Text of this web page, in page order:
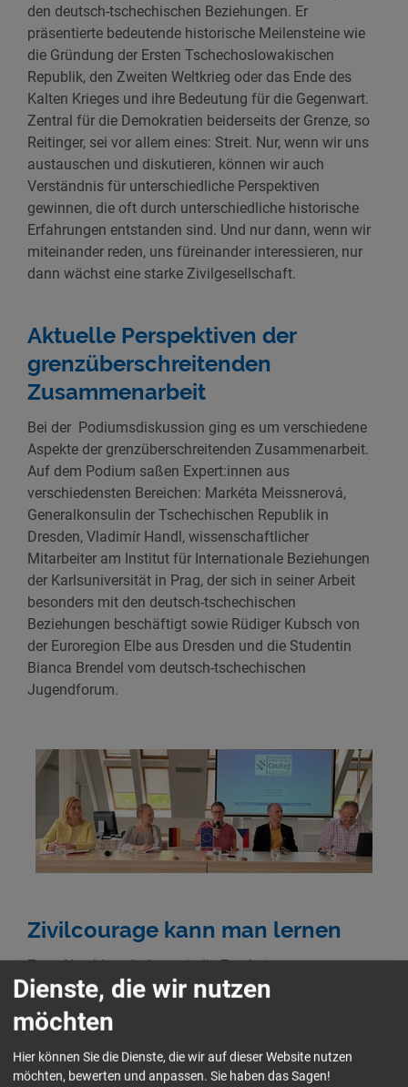
den deutsch-tschechischen Beziehungen. Er
präsentierte bedeutende historische Meilensteine wie
die Gründung der Ersten Tschechoslowakischen
Republik, den Zweiten Weltkrieg oder das Ende des
Kalten Krieges und ihre Bedeutung für die Gegenwart.
Zentral für die Demokratien beiderseits der Grenze, so
Reitinger, sei vor allem eines: Streit. Nur, wenn wir uns
austauschen und diskutieren, können wir auch
Verständnis für unterschiedliche Perspektiven
gewinnen, die oft durch unterschiedliche historische
Erfahrungen entstanden sind. Und nur dann, wenn wir
miteinander reden, uns füreinander interessieren, nur
dann wächst eine starke Zivilgesellschaft.
Aktuelle Perspektiven der
grenzüberschreitenden
Zusammenarbeit
Bei der Podiumsdiskussion ging es um verschiedene
Aspekte der grenzüberschreitenden Zusammenarbeit.
Auf dem Podium saßen Expert:innen aus
verschiedensten Bereichen: Markéta Meissnerová,
Generalkonsulin der Tschechischen Republik in
Dresden, Vladimír Handl, wissenschaftlicher
Mitarbeiter am Institut für Internationale Beziehungen
der Karlsuniversität in Prag, der sich in seiner Arbeit
besonders mit den deutsch-tschechischen
Beziehungen beschäftigt sowie Rüdiger Kubsch von
der Euroregion Elbe aus Dresden und die Studentin
Bianca Brendel vom deutsch-tschechischen
Jugendforum.
Zivilcourage kann man lernen
Zum Abschluss haben wir die Ergebnisse unseres
Projekts – aus wissenschaftlicher ebenso wie aus
praktischer Perspektive vorgestellt. Dabei haben wir
klar gemacht: Zivilcourage kann man lernen. Und
gerade deshalb ist es so wichtig, sie zu erforschen und
zu trainieren. Insgesamt haben, im Rahmen von
Dienste, die wir nutzen
möchten
Hier können Sie die Dienste, die wir auf dieser Website nutzen
möchten, bewerten und anpassen. Sie haben das Sagen!